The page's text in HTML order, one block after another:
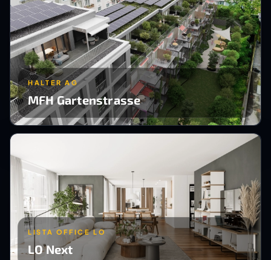
HALTER AG
MFH Gartenstrasse
LISTA OFFICE LO
LO Next